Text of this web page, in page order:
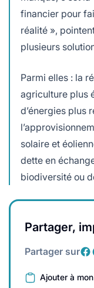
financier pour
réalité »,
plusieurs
Parmi elles : la
agriculture plus
d’énergies plus
solaire et
dette en
biodiversité ou
Partager,
Partager sur
Ajouter à